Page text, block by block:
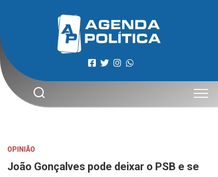
OPINIÃO
João Gonçalves pode deixar o PSB e se